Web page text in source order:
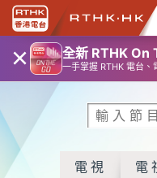
× 全新 RTHK On
一手掌握 RTHK 電台、
電視 電